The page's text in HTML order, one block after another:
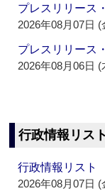
プレスリリース
2026年08月07日 (
プレスリリース
2026年08月06日 (
行政情報リスト
行政情報リス
2026年08月07日 (